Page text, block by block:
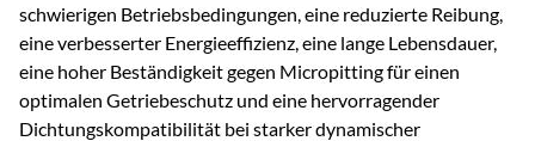
schwierigen Betriebsbedingungen, eine reduzierte Reibung,
eine verbesserter Energieeffizienz, eine lange Lebensdauer,
eine hoher Beständigkeit gegen Micropitting für einen
optimalen Getriebeschutz und eine hervorragender
Dichtungskompatibilität bei starker dynamischer